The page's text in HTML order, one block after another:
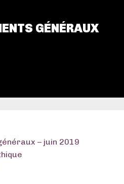
GÉNÉRAUX
– juin 2019